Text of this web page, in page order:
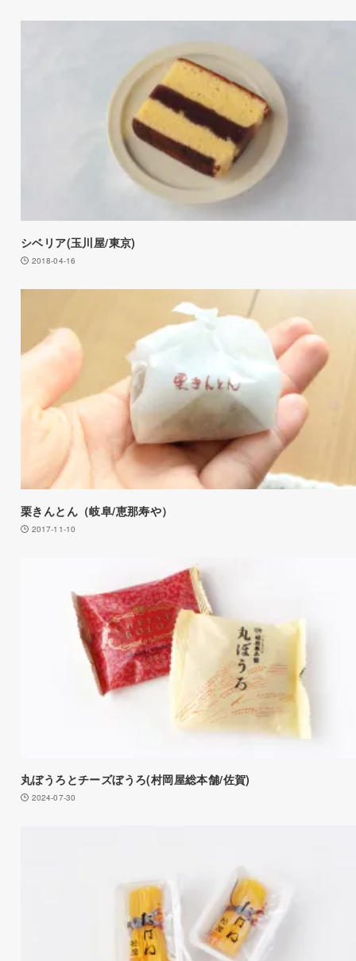
シベリア(玉川屋/東京)
2018-04-16
栗きんとん（岐阜/恵那寿や）
2017-11-10
丸ぼうろとチーズぼうろ(村岡屋総本舗/佐賀)
2024-07-30